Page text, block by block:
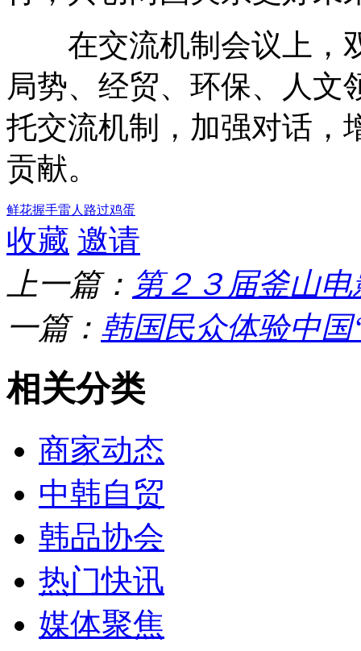
在交流机制会议上，
局势、经贸、环保、人文
托交流机制，加强对话，
贡献。
鲜花握手雷人 路过鸡蛋
收藏 邀请
上一篇： 第２３届釜山
一篇： 韩国民众体验中
相关分类
商家动态
中韩自贸
韩品协会
热门快讯
媒体聚焦